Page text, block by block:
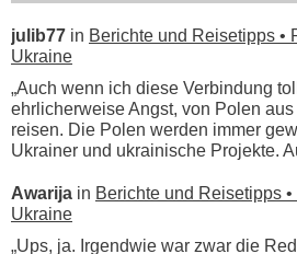
julib77 in Berichte und Reisetipps •
Ukraine
„Auch wenn ich diese Verbindung
ehrlicherweise Angst, von Polen
reisen. Die Polen werden immer
Ukrainer und ukrainische Projekte.
Awarija in Berichte und Reisetipps
Ukraine
„Ups, ja. Irgendwie war zwar die